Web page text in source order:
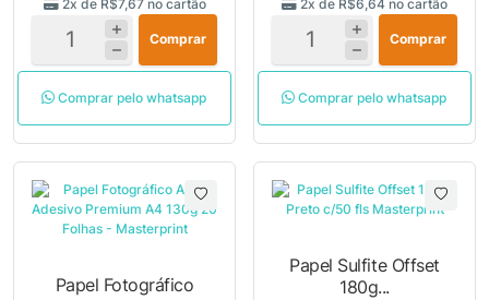
2x de R$7,67 no cartão
Comprar
Comprar pelo whatsapp
2x de R$6,64 no cartão
Comprar
Comprar pelo whatsapp
Papel Fotográfico
Papel Sulfite Offset
180g...